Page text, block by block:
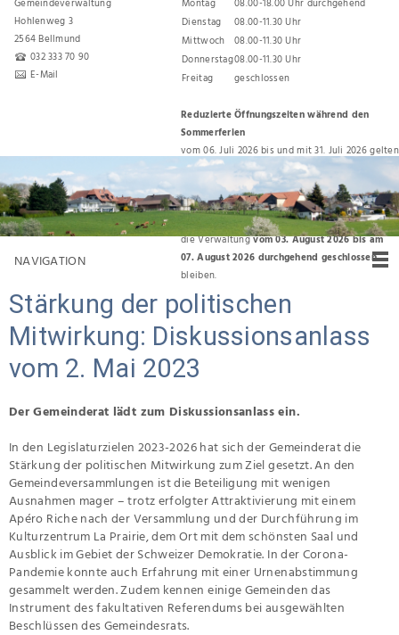
Hohlenweg 3
2564 Bellmund
032 333 70 90
E-Mail
Dienstag
08.00-11.30 Uhr
Mittwoch
08.00-11.30 Uhr
Donnerstag08.00-11.30 Uhr
Freitag
geschlossen
Reduzierte Öffnungszeiten während den
Sommerferien
vom 06. Juli 2026 bis und mit 31. Juli 2026 gelten
folgende Öffnungszeiten:
Montag, Dienstag, Donnerstag 08.00 Uhr bis
11.30 Uhr
Für den Umzug zurück ins Gemeindehaus wird
die Verwaltungvom 03. August 2026 bis am
07. August 2026 durchgehend geschlossen
bleiben.
NAVIGATION
Stärkung der politischen
Mitwirkung: Diskussionsanlass
vom 2. Mai 2023
Der Gemeinderat lädt zum Diskussionsanlass ein.
In den Legislaturzielen 2023-2026 hat sich der Gemeinderat die
Stärkung der politischen Mitwirkung zum Ziel gesetzt. An den
Gemeindeversammlungen ist die Beteiligung mit wenigen
Ausnahmen mager – trotz erfolgter Attraktivierung mit einem
Apéro Riche nach der Versammlung und der Durchführung im
Kulturzentrum La Prairie, dem Ort mit dem schönsten Saal und
Ausblick im Gebiet der Schweizer Demokratie. In der Corona-
Pandemie konnte auch Erfahrung mit einer Urnenabstimmung
gesammelt werden. Zudem kennen einige Gemeinden das
Instrument des fakultativen Referendums bei ausgewählten
Beschlüssen des Gemeindesrats.